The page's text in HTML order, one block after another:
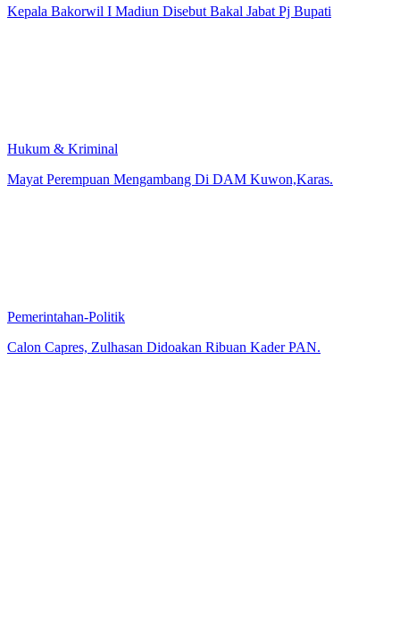
Kepala Bakorwil I Madiun Disebut Bakal Jabat Pj Bupati
Hukum & Kriminal
Mayat Perempuan Mengambang Di DAM Kuwon,Karas.
Pemerintahan-Politik
Calon Capres, Zulhasan Didoakan Ribuan Kader PAN.